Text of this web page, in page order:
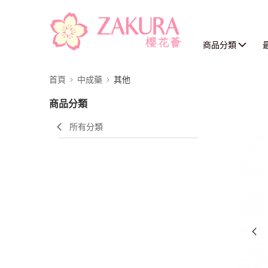
商品分類
首頁 中成藥 其他
商品分類
所有分類